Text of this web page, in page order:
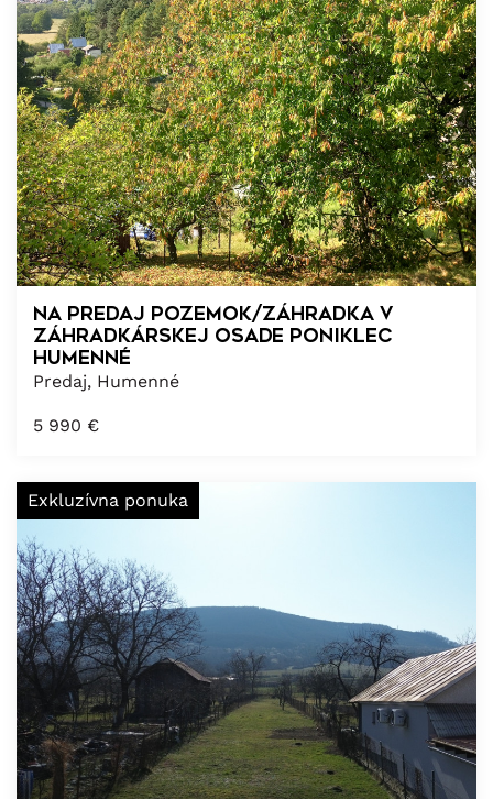
Na predaj pozemok/záhradka v
záhradkárskej osade Poniklec
Humenné
Predaj, Humenné
5 990 €
Exkluzívna ponuka